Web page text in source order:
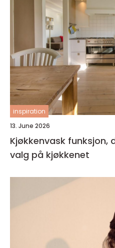
inspiration
13. June 2026
Kjøkkenvask funksjon, design og praktiske
valg på kjøkkenet